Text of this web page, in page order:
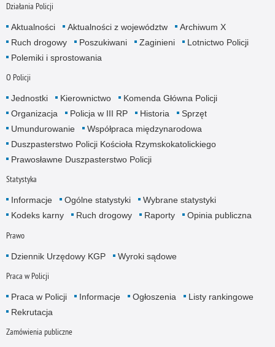
Działania Policji
Aktualności Aktualności z województw
Archiwum X
Ruch drogowy
Poszukiwani Zaginieni
Lotnictwo Policji
Polemiki i sprostowania
O Policji
Jednostki Kierownictwo
Komenda Główna Policji
Organizacja
Policja w III RP Historia
Sprzęt
Umundurowanie
Współpraca międzynarodowa
Duszpasterstwo Policji Kościoła Rzymskokatolickiego
Prawosławne Duszpasterstwo Policji
Statystyka
Informacje Ogólne statystyki
Wybrane statystyki
Kodeks karny
Ruch drogowy Raporty Opinia publiczna
Prawo
Dziennik Urzędowy KGP Wyroki sądowe
Praca w Policji
Praca w Policji Informacje Ogłoszenia
Listy rankingowe
Rekrutacja
Zamówienia publiczne